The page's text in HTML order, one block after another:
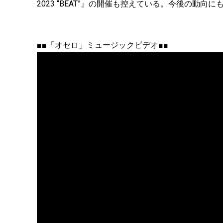
2023 “BEAT”』の開催も控えている。今後の動向に
■■「オセロ」ミュージックビデオ■■